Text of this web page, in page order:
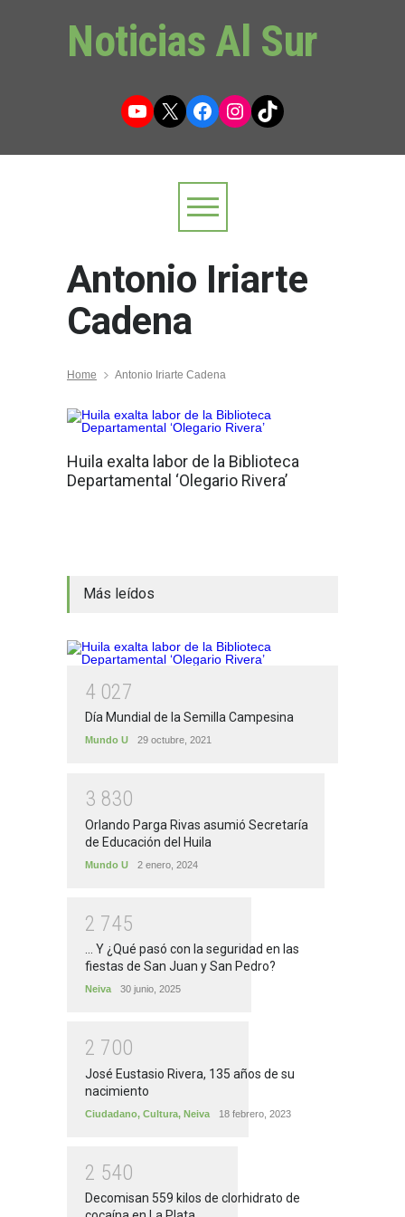
Noticias Al Sur
YouTube
X Facebook
Instagram
TikTok
Antonio Iriarte
Cadena
Home Antonio Iriarte Cadena
Huila exalta labor de la Biblioteca
Departamental ‘Olegario Rivera’
Más leídos
4 027
Día Mundial de la Semilla Campesina
Mundo U 29 octubre, 2021
3 830
Orlando Parga Rivas asumió Secretaría
de Educación del Huila
Mundo U 2 enero, 2024
2 745
... Y ¿Qué pasó con la seguridad en las
fiestas de San Juan y San Pedro?
Neiva 30 junio, 2025
2 700
José Eustasio Rivera, 135 años de su
nacimiento
Ciudadano, Cultura, Neiva 18 febrero, 2023
2 540
Decomisan 559 kilos de clorhidrato de